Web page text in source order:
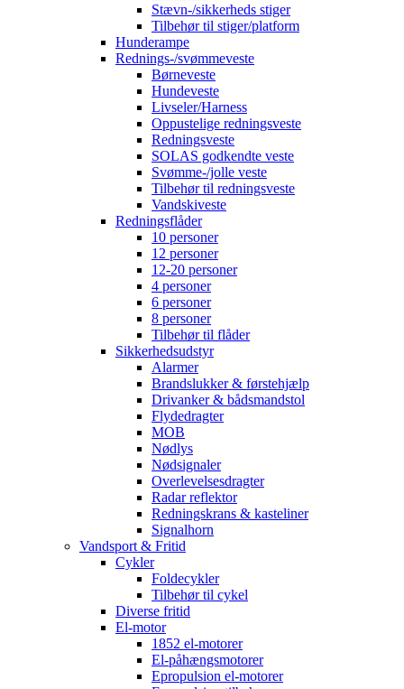
Stævn-/sikkerheds stiger
Tilbehør til stiger/platform
Hunderampe
Rednings-/svømmeveste
Børneveste
Hundeveste
Livseler/Harness
Oppustelige redningsveste
Redningsveste
SOLAS godkendte veste
Svømme-/jolle veste
Tilbehør til redningsveste
Vandskiveste
Redningsflåder
10 personer
12 personer
12-20 personer
4 personer
6 personer
8 personer
Tilbehør til flåder
Sikkerhedsudstyr
Alarmer
Brandslukker & førstehjælp
Drivanker & bådsmandstol
Flydedragter
MOB
Nødlys
Nødsignaler
Overlevelsesdragter
Radar reflektor
Redningskrans & kasteliner
Signalhorn
Vandsport & Fritid
Cykler
Foldecykler
Tilbehør til cykel
Diverse fritid
El-motor
1852 el-motorer
El-påhængsmotorer
Epropulsion el-motorer